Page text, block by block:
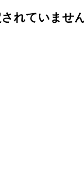
れていませ